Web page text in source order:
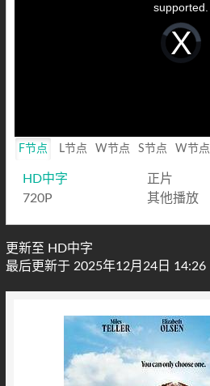
Video
Player
loading.
supported.
F节点 L节点 W节点 S节点 W节点
HD中字
正片
720P
其他播放
更新至 HD中字
最后更新于 2025年12月24日 14:26